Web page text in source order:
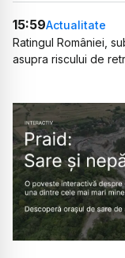
15:59Actualitate
Ratingul României,
asupra riscului de